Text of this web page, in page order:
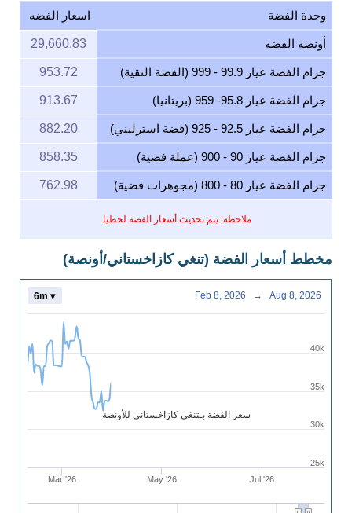
وحدة الفضة اسعار الفضه
ملاحظة: يتم تحديث أسعار الفضة لحظيا.
أونصة الفضة 29,660.83
جرام الفضة عيار 99.9 - 999 (الفضة النقية) 953.72
جرام الفضة عيار 95.8- 959 (بريتانيا) 913.67
جرام الفضة عيار 92.5 - 925 (فضة استرليني) 882.20
جرام الفضة عيار 90 - 900 (عملة فضية) 858.35
جرام الفضة عيار 80 - 800 (مجوهرات فضية) 762.98
مخطط أسعار الفضة (تنغي كازاخستاني/أونصة)
سعر الفضة بـتنغي كازاخستاني للأونصة
Mar '26 May '26 Jul '26
25k
30k
35k
40k
6m ▾ Feb 8, 2026 → Aug 8, 2026